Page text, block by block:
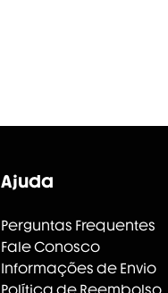
Ajuda
Perguntas Frequentes
Fale Conosco
Informações de Envio